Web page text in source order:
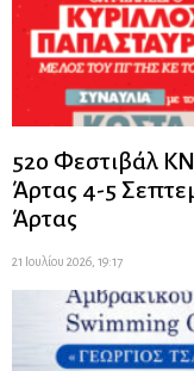
52ο Φεστιβάλ
Άρτας 4-5
Άρτας
21 Ιουλίου 2026, 19:17